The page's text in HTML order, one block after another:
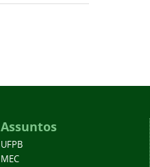
Assuntos
UFPB
MEC